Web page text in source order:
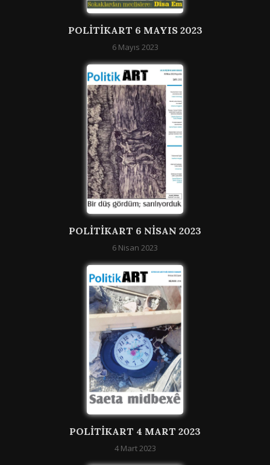
POLITIKART 6 MAYIS 2023
6 Mayıs 2023
POLITIKART 6 NISAN 2023
6 Nisan 2023
POLITIKART 4 MART 2023
4 Mart 2023